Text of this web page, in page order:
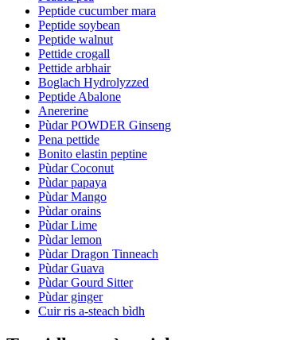
Peptide cucumber mara
Peptide soybean
Peptide walnut
Pettide crogall
Pettide arbhair
Boglach Hydrolyzzed
Peptide Abalone
Anererine
Pùdar POWDER Ginseng
Pena pettide
Bonito elastin peptine
Pùdar Coconut
Pùdar papaya
Pùdar Mango
Pùdar orains
Pùdar Lime
Pùdar lemon
Pùdar Dragon Tinneach
Pùdar Guava
Pùdar Gourd Sitter
Pùdar ginger
Cuir ris a-steach bìdh